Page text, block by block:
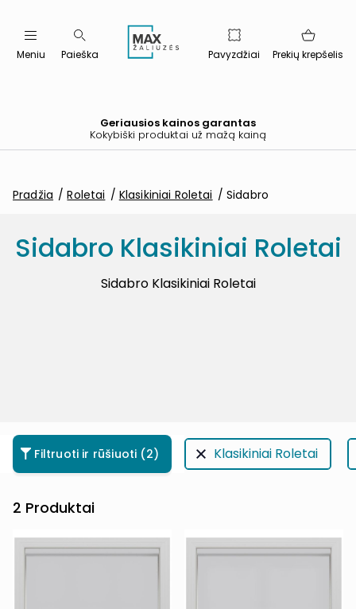
Meniu Paieška Pavyzdžiai Prekių krepšelis
Geriausios kainos garantas
Kokybiški produktai už mažą kainą
Pradžia Roletai Klasikiniai Roletai Sidabro
Sidabro Klasikiniai Roletai
Sidabro Klasikiniai Roletai
Filtruoti ir rūšiuoti (2) Klasikiniai Roletai
2 Produktai